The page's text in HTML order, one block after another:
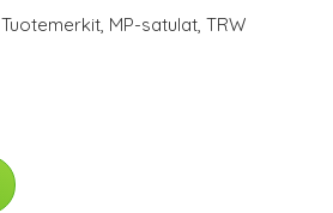
Tuotemerkit MP-satulat TRW